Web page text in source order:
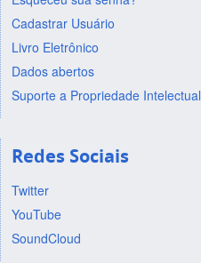
Cadastrar Usuário
Livro Eletrônico
Dados abertos
Suporte a Propriedade Intelectual
Redes Sociais
Twitter
YouTube
SoundCloud